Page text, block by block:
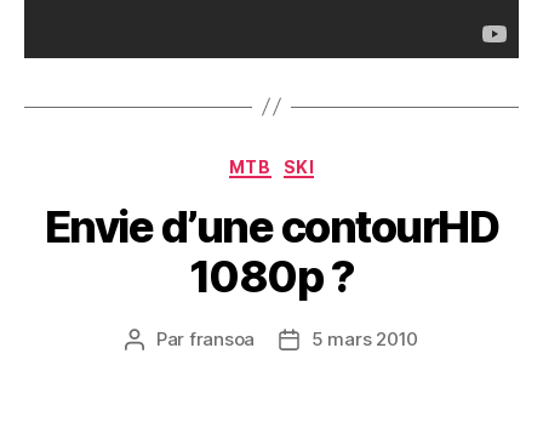
Catégories
MTB SKI
Envie d’une contourHD
1080p ?
Auteur
Par fransoa
Date5 mars 2010